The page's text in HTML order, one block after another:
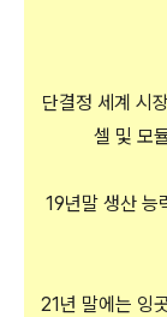
단결정 세계 시
셀 및 모
19년말 생산 능
21년 말에는 잉